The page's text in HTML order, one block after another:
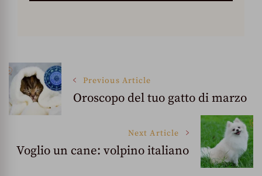
Post
Navigation
Previous Article
Oroscopo del tuo gatto di marzo
Next Article
Voglio un cane: volpino italiano